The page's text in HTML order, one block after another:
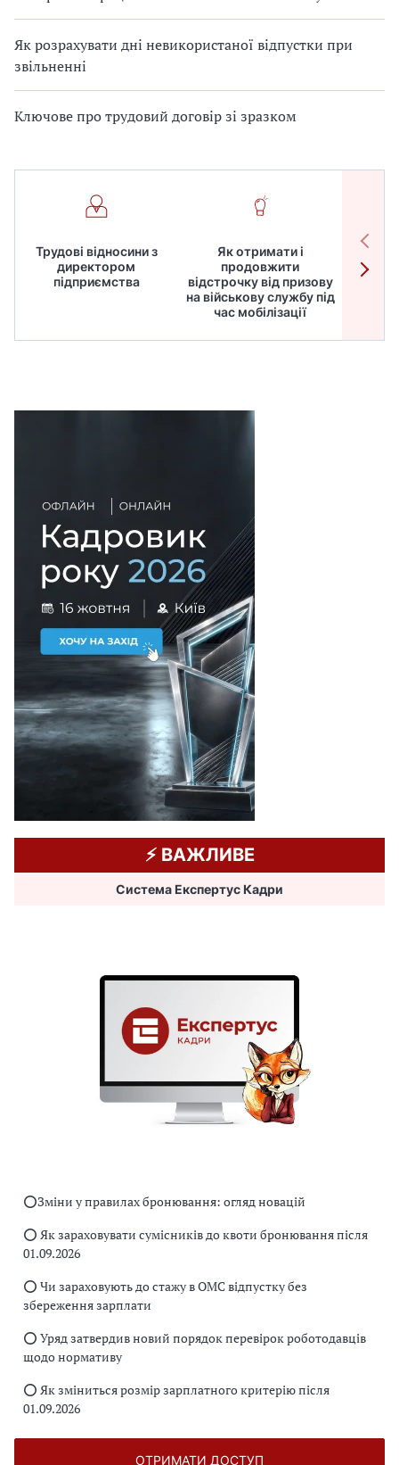
Як розрахувати дні невикористаної відпустки при
звільненні
Ключове про трудовий договір зі зразком
Трудові відносини з
директором
підприємства
Як отримати і
продовжити
відстрочку від призову
на військову службу під
час мобілізації
⚡️ ВАЖЛИВЕ
Система Експертус Кадри
⭕️Зміни у правилах бронювання: огляд новацій
⭕️ Як зараховувати сумісників до квоти бронювання після
01.09.2026
⭕️ Чи зараховують до стажу в ОМС відпустку без
збереження зарплати
⭕️ Уряд затвердив новий порядок перевірок роботодавців
щодо нормативу
⭕️ Як зміниться розмір зарплатного критерію після
01.09.2026
ОТРИМАТИ ДОСТУП